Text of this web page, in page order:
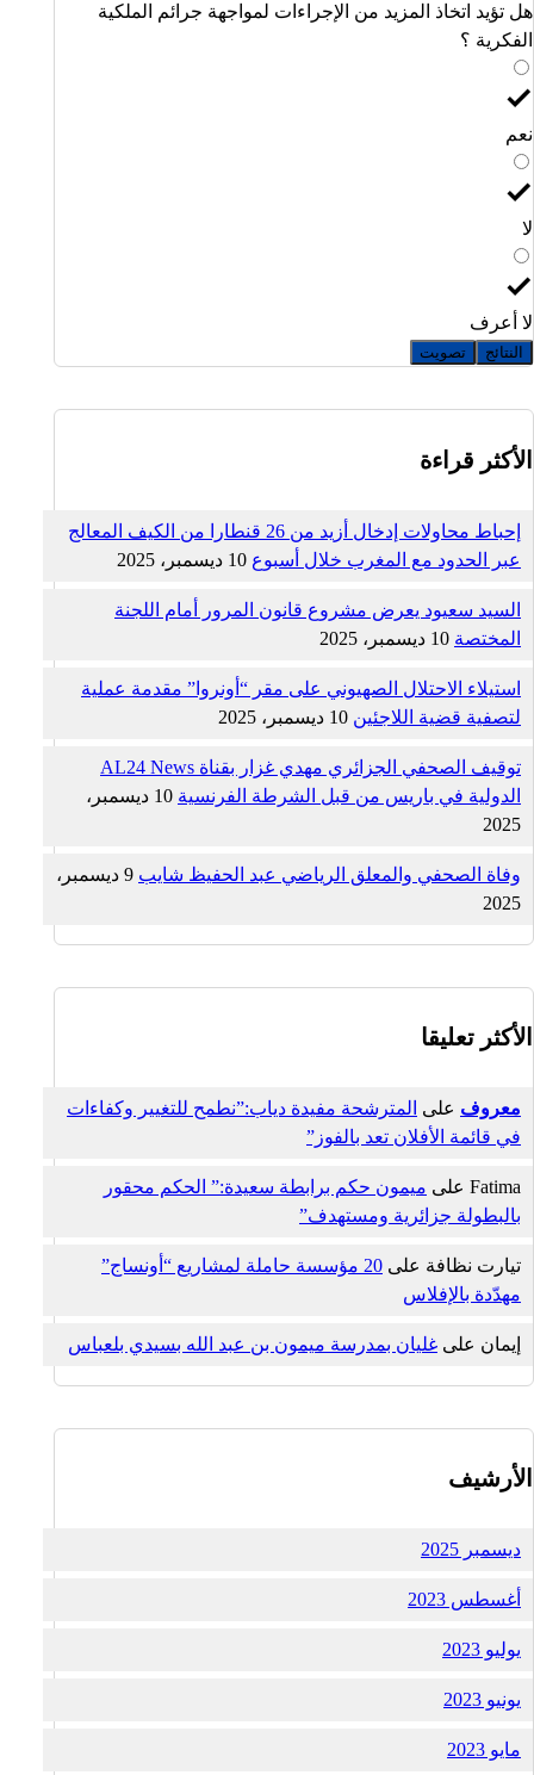
هل تؤيد اتخاذ المزيد من الإجراءات لمواجهة جرائم الملكية
الفكرية ؟
نعم
لا
لا أعرف
النتائج تصويت
الأكثر قراءة
إحباط محاولات إدخال أزيد من 26 قنطارا من الكيف المعالج
عبر الحدود مع المغرب خلال أسبوع 10 ديسمبر، 2025
السيد سعيود يعرض مشروع قانون المرور أمام اللجنة
المختصة 10 ديسمبر، 2025
استيلاء الاحتلال الصهيوني على مقر “أونروا” مقدمة عملية
لتصفية قضية اللاجئين 10 ديسمبر، 2025
توقيف الصحفي الجزائري مهدي غزار بقناة AL24 News
الدولية في باريس من قبل الشرطة الفرنسية
10 ديسمبر،
2025
وفاة الصحفي والمعلق الرياضي عبد الحفيظ شايب
9 ديسمبر،
2025
الأكثر تعليقا
معروف على المترشحة مفيدة دياب:”نطمح للتغيير وكفاءات
في قائمة الأفلان تعد بالفوز”
Fatima على ميمون حكم برابطة سعيدة:” الحكم محقور
بالبطولة جزائرية ومستهدف”
تيارت نظافة على
20 مؤسسة حاملة لمشاريع “أونساج”
مهدّدة بالإفلاس
إيمان على غليان بمدرسة ميمون بن عبد الله بسيدي بلعباس
الأرشيف
ديسمبر 2025
أغسطس 2023
يوليو 2023
يونيو 2023
مايو 2023